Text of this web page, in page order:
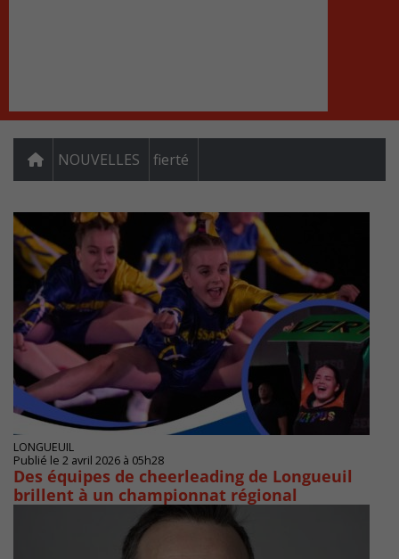
NOUVELLES fierté
LONGUEUIL
Publié le 2 avril 2026 à 05h28
Des équipes de cheerleading de Longueuil
brillent à un championnat régional